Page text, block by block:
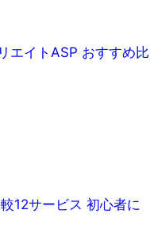
エイトASP おすすめ比
12サービス 初心者に